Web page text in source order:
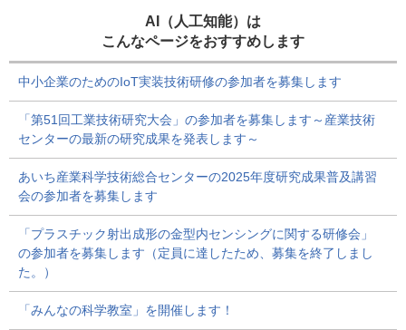
AI（人工知能）は
こんなページをおすすめします
中小企業のためのIoT実装技術研修の参加者を募集します
「第51回工業技術研究大会」の参加者を募集します～産業技術
センターの最新の研究成果を発表します～
あいち産業科学技術総合センターの2025年度研究成果普及講習
会の参加者を募集します
「プラスチック射出成形の金型内センシングに関する研修会」
の参加者を募集します（定員に達したため、募集を終了しまし
た。）
「みんなの科学教室」を開催します！